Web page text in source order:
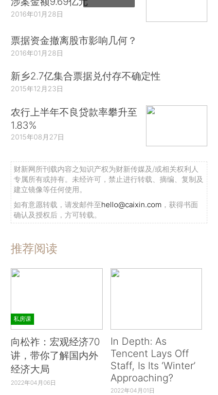
2016年01月28日
票据资金撤离股市影响几何？
2016年01月28日
新乡2.7亿集合票据兑付存不确定性
2015年12月23日
农行上半年不良贷款率攀升至
1.83%
2015年08月27日
财新网所刊载内容之知识产权为财新传媒及/或相关权利人
专属所有或持有。未经许可，禁止进行转载、摘编、复制及
建立镜像等任何使用。
如有意愿转载，请发邮件至hello@caixin.com ，获得书面
确认及授权后，方可转载。
推荐阅读
私房课
向松祚：宏观经济70
讲，带你了解国内外
经济大局
2022年04月06日
In Depth: As
Tencent Lays Off
Staff, Is Its ‘Winter’
Approaching?
2022年04月01日